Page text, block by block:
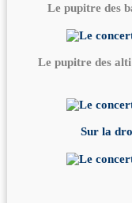
Le pupitre des
Le pupitre des alti
Sur la